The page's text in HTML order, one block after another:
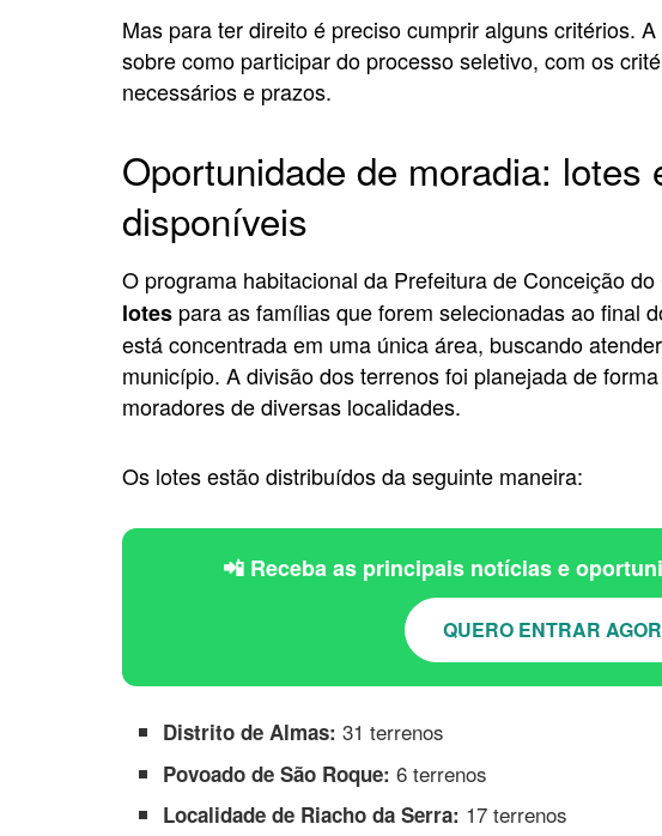
Mas para ter direito é preciso cumprir alguns critérios.
sobre como participar do processo seletivo, com os
necessários e prazos.
Oportunidade de moradia: lotes
disponíveis
O programa habitacional da Prefeitura de Conceição
lotes para as famílias que forem selecionadas ao final
está concentrada em uma única área, buscando
município. A divisão dos terrenos foi planejada de
moradores de diversas localidades.
Os lotes estão distribuídos da seguinte maneira:
📲 Receba as principais notícias e
QUERO ENTRAR
Distrito de Almas: 31 terrenos
Povoado de São Roque: 6 terrenos
Localidade de Riacho da Serra: 17 terrenos